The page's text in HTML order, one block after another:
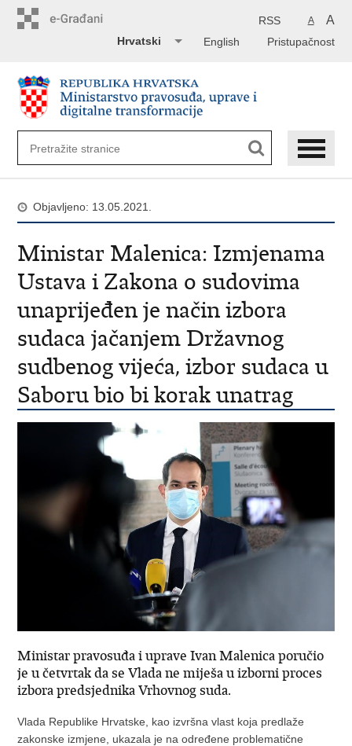
A A
RSS
Pristupačnost
English
Hrvatski
Objavljeno: 13.05.2021.
Ministar Malenica: Izmjenama
Ustava i Zakona o sudovima
unaprijeđen je način izbora
sudaca jačanjem Državnog
sudbenog vijeća, izbor sudaca u
Saboru bio bi korak unatrag
Ministar pravosuđa i uprave Ivan Malenica poručio
je u četvrtak da se Vlada ne miješa u izborni proces
izbora predsjednika Vrhovnog suda.
Vlada Republike Hrvatske, kao izvršna vlast koja predlaže
zakonske izmjene, ukazala je na određene problematične